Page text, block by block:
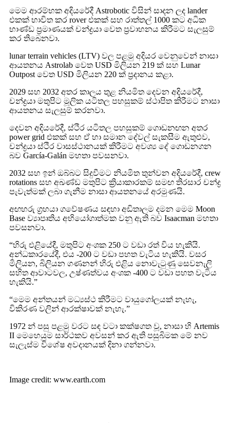
මෙම ආරම්භක අදියරේදී Astrobotic විසින් සාදන ලද lander
එකක් භාවිත කර rover එකක් සහ රාත්තල් 1000 කට අධික
භාණ්ඩ ප්‍රමාණයක් චන්ද්‍රයා වෙත ප්‍රවාහනය කිරීමට සැලසුම්
කර තිබෙනවා.
lunar terrain vehicles (LTV) වල පළමු අදියර වෙනුවෙන් නාසා
ආයතනය Astrolab වෙත USD මිලියන 219 ක් සහ Lunar
Outpost වෙත USD මිලියන 220 ක් ප්‍රදානය කළා.
2029 සහ 2032 අතර කාලය තුළ නියමිත දෙවන අදියරේදී,
චන්ද්‍රයා මතුපිට මූලික යටිතල පහසුකම් ස්ථාපිත කිරීමට නාසා
ආයතනය සැලසුම් කරනවා.
දෙවන අදියරේදී, ස්ථිර යටිතල පහසුකම් ගොඩනඟන අතර
power grid එකක් සහ ඒ හා සමාන දේවල් සැකසීම ඇතුළුව,
චන්ද්‍රයා ස්ථිර වාසස්ථානයක් කිරීමට අවශ්‍ය දේ ගොඩනගන
බව García-Galán මහතා පවසනවා.
2032 සහ ඉන් ඔබ්බට සිදුවීමට නියමිත තුන්වන අදියරේදී, crew
rotations සහ අඛණ්ඩ මතුපිට ක්‍රියාකාරකම් සමඟ තිරසාර චන්ද්‍ර
පැවැත්මක් ලබා ගැනීම නාසා ආයතනයේ අරමුණයි.
අඟහරු ග්‍රහයා ගවේෂණය සඳහා අඩිතාලම දමන මෙම Moon
Base ව්‍යාපෘතිය අභියෝගාත්මක වනු ඇති බව Isaacman මහතා
පවසනවා.
“හිරු එළියේදී, මතුපිට අංශක 250 ට වඩා රත් විය හැකියි.
අන්ධකාරයේදී, එය -200 ට වඩා පහත වැටිය හැකියි. වසර
මිලියන, බිලියන ගණනන් හිරු එළිය නොවැටුණු සෙවනැලි
සහිත ආවාටවල, උෂ්ණත්වය අංශක -400 ට වඩා පහත වැටිය
හැකියි.”
“මෙම අන්තයන් මධ්‍යස්ථ කිරීමට වායුගෝලයක් නැහැ,
විකිරණ වලින් ආරක්ෂාවක් නැහැ.”
1972 න් පසු පළමු වරට සඳ වටා කක්ෂගත වූ, නාසා හි Artemis
II මෙහෙයුම සාර්ථකව අවසන් කර ඇති පසුබිමක මේ නව
සැලැස්ම විශේෂ අවදානයක් දිනා ගන්නවා.
Image credit: www.earth.com